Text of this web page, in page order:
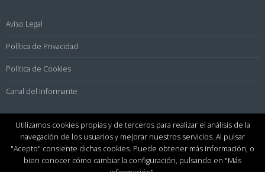
Aviso Legal
Política de Privacidad
Política de Cookies
Canal del Informante
TEMA DE WORDPRESS GRATUITO
Utilizamos cookies propias y de terceros para realizar el análisis de la
navegación de los usuarios y mejorar nuestros servicios. Al pulsar
"Acepto" consiente dichas cookies. Puede obtener más información, o
bien conocer cómo cambiar la configuración, pulsando en "Más